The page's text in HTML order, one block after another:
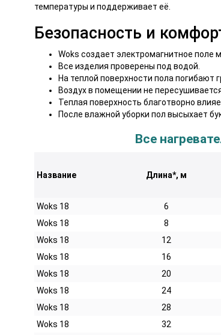
температуры и поддерживает её.
Безопасность и
Woks создает электромагнитное поле
Все изделия проверены под водой.
На теплой поверхности пола погибают
Воздух в помещении не
Теплая поверхность благотворно
После влажной уборки пол высыхает
Все
Название Длина*, м
Woks 18
6
Woks 18
8
Woks 18
12
Woks 18
16
Woks 18
20
Woks 18
24
Woks 18
28
Woks 18
32